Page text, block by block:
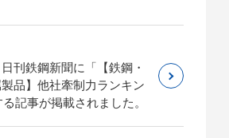
刊鉄鋼新聞に「【鉄鋼・
品】他社牽制力ランキン
記事が掲載されました。